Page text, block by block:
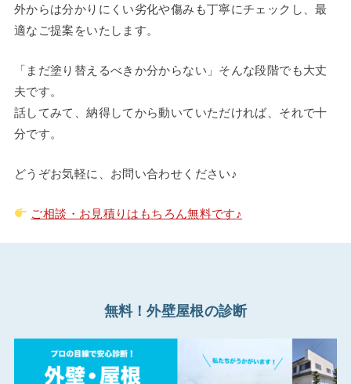
外からは分かりにくい劣化や傷みも丁寧にチェックし、最
適なご提案をいたします。
「まだ塗り替えるべきか分からない」そんな段階でも大丈
夫です。
話してみて、納得してから動いていただければ、それで十
分です。
どうぞお気軽に、お問い合わせください♪
ご相談・お見積りはもちろん無料です♪
無料！外壁屋根の診断